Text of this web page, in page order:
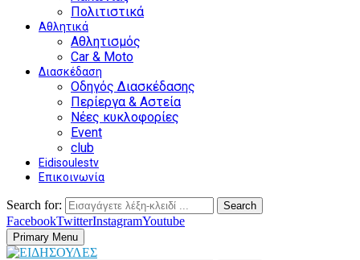
Πολιτιστικά
Αθλητικά
Αθλητισμός
Car & Moto
Διασκέδαση
Οδηγός Διασκέδασης
Περίεργα & Αστεία
Νέες κυκλοφορίες
Event
club
Eidisoulestv
Επικοινωνία
Search for: Search
FacebookTwitterInstagramYoutube
Primary Menu